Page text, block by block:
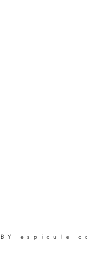
BY espicule